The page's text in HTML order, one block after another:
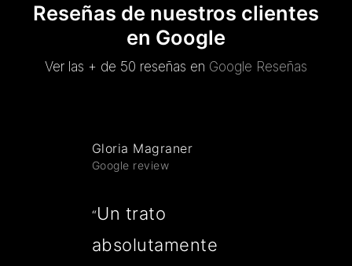
Reseñas de nuestros clientes
en Google
Ver las + de 50 reseñas en Google Reseñas
Gloria Magraner
Google review
“Un trato
absolutamente